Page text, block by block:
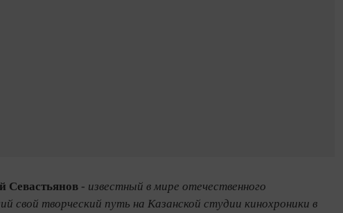
Севастьянов - известный в мире отечественного
творческий путь на Казанской студии кинохроники в